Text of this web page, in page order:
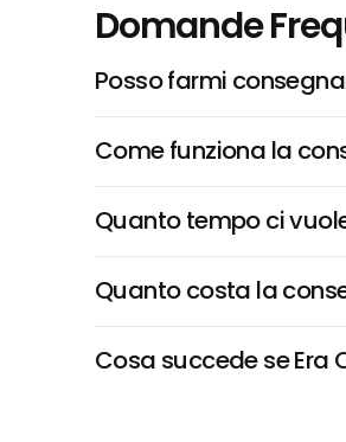
Domande
Posso farmi
Come funziona la
Quanto tempo ci
Quanto costa la
Cosa succede se Era